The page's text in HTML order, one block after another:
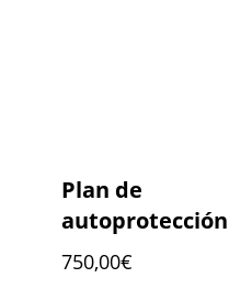
Plan de
autoprotección
750,00€